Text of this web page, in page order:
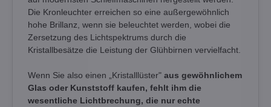
Die Kronleuchter erreichen so eine außergewöhnlich
hohe Brillanz, wenn sie beleuchtet werden, wobei die
Zersetzung des Lichtspektrums durch die
Kristallbesätze die Leistung der Glühbirnen vervielfacht.
Wenn Sie also einen „Kristalllüster" aus gewöhnlichem
Glas oder Kunststoff kaufen, fehlt ihm die
wesentliche Lichtbrechung, die nur echte